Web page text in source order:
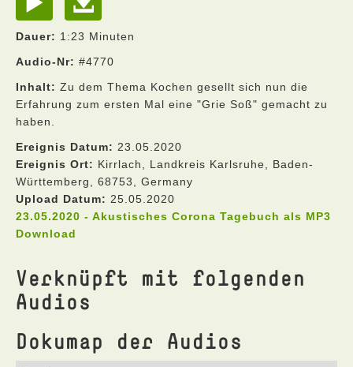
Dauer: 1:23 Minuten
Audio-Nr: #4770
Inhalt: Zu dem Thema Kochen gesellt sich nun die
Erfahrung zum ersten Mal eine "Grie Soß" gemacht zu
haben.
Ereignis Datum: 23.05.2020
Ereignis Ort: Kirrlach, Landkreis Karlsruhe, Baden-
Württemberg, 68753, Germany
Upload Datum: 25.05.2020
23.05.2020 - Akustisches Corona Tagebuch als MP3
Download
Verknüpft mit folgenden
Audios
Dokumap der Audios